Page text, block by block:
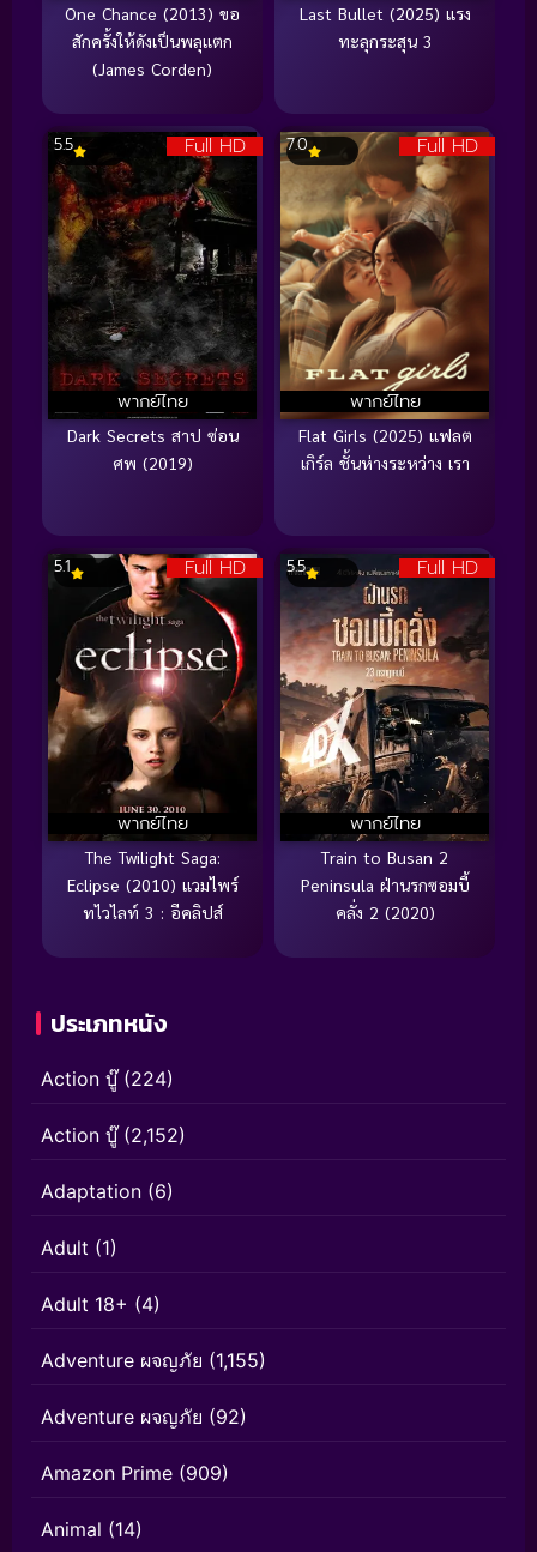
One Chance (2013) ขอ
สักครั้งให้ดังเป็นพลุแตก
(James Corden)
Last Bullet (2025) แรง
ทะลุกระสุน 3
Full HD
พากย์ไทย
5.5
Dark Secrets สาป ซ่อน
ศพ (2019)
Full HD
พากย์ไทย
7.0
Flat Girls (2025) แฟลต
เกิร์ล ชั้นห่างระหว่าง เรา
Full HD
พากย์ไทย
5.1
The Twilight Saga:
Eclipse (2010) แวมไพร์
ทไวไลท์ 3 : อีคลิปส์
Full HD
พากย์ไทย
5.5
Train to Busan 2
Peninsula ฝ่านรกซอมบี้
คลั่ง 2 (2020)
ประเภทหนัง
Action บู๊(224)
Action บู๊(2,152)
Adaptation (6)
Adult (1)
Adult 18+ (4)
Adventure ผจญภัย (1,155)
Adventure ผจญภัย (92)
Amazon Prime (909)
Animal (14)